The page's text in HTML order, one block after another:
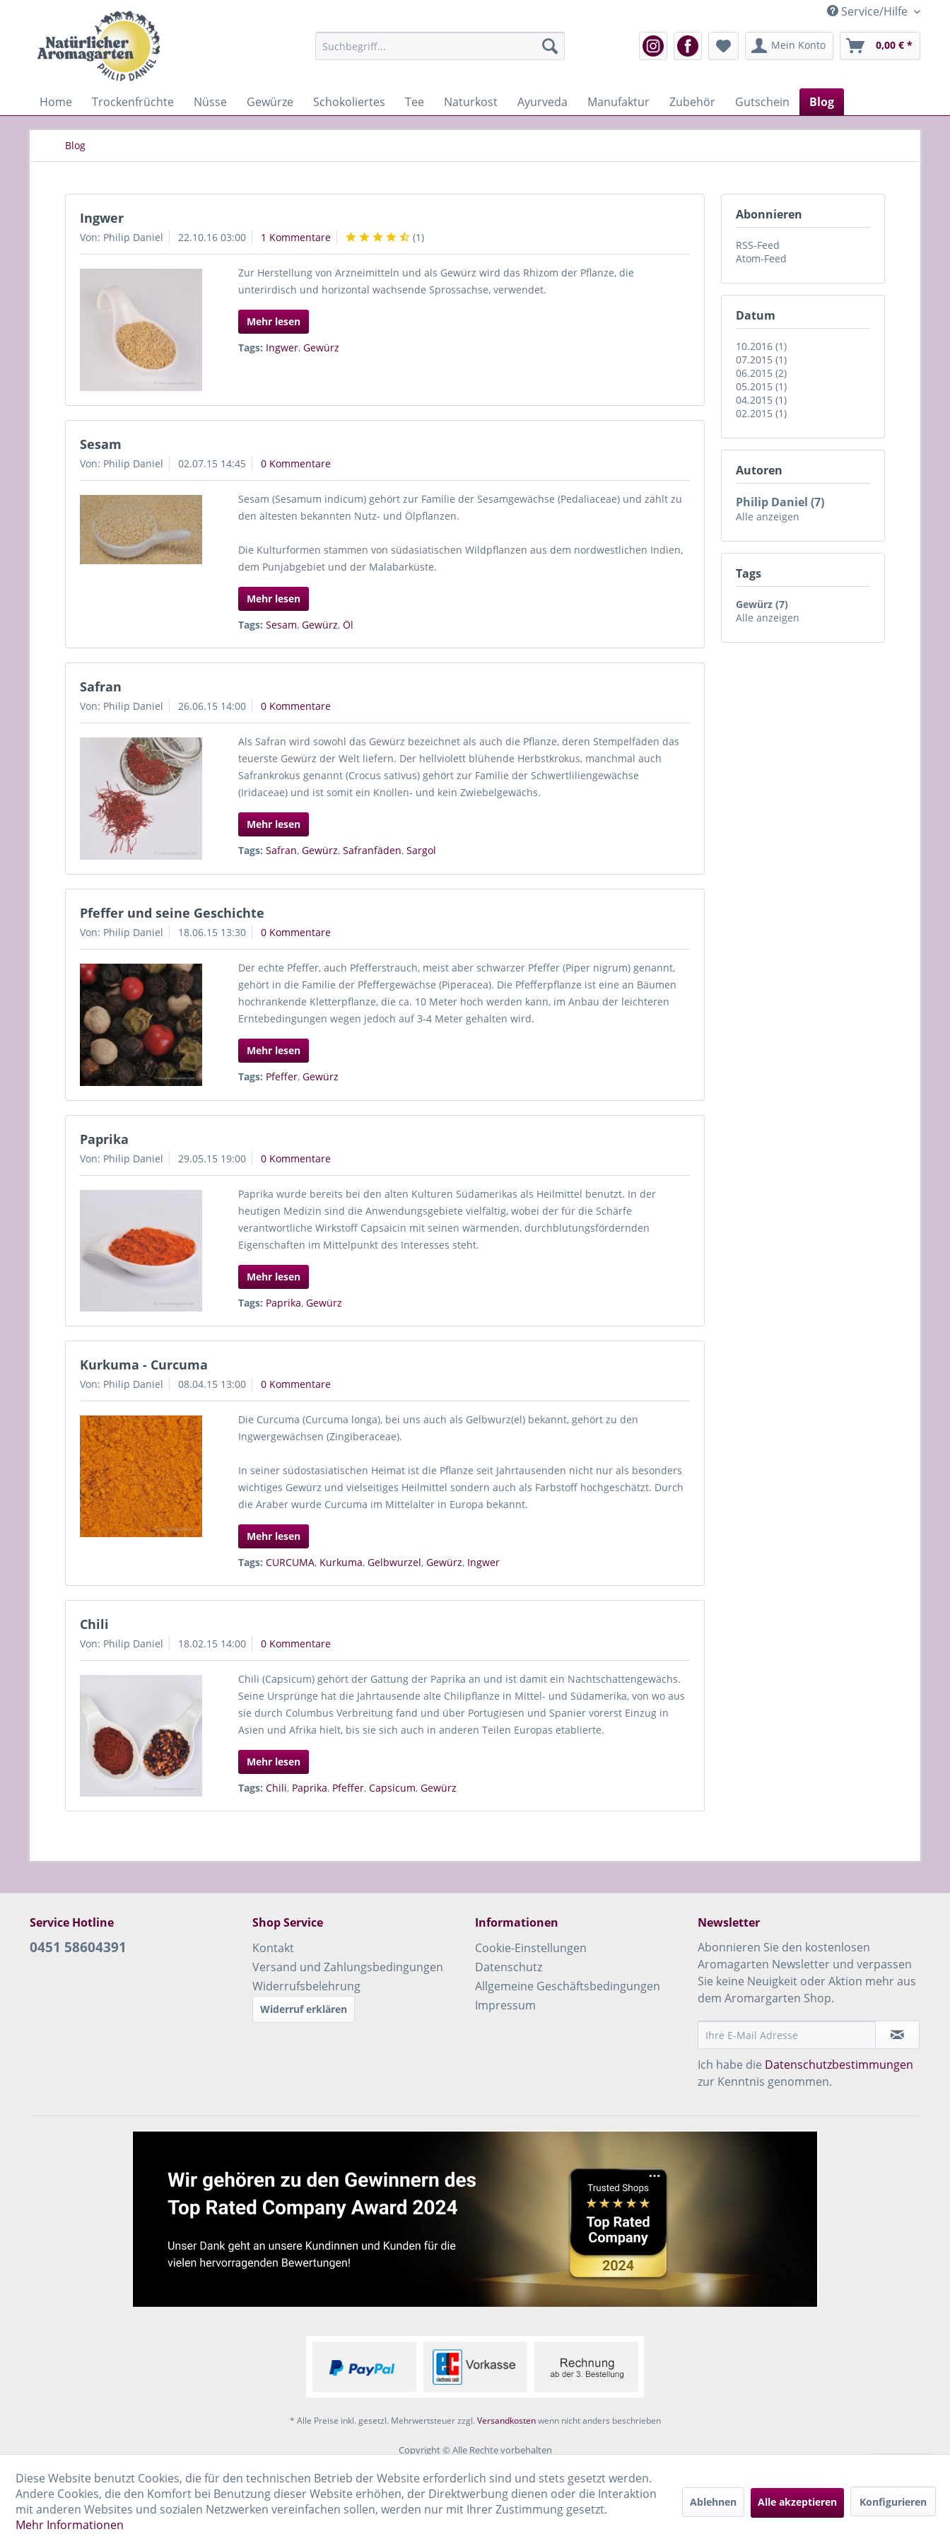
Service/Hilfe
Mein Konto 0,00 € *
Home Trockenfrüchte Nüsse Gewürze Schokoliertes Tee Naturkost Ayurveda Manufaktur Zubehör Gutschein Blog
Blog
Abonnieren
RSS-Feed
Atom-Feed
Datum
10.2016 (1)
07.2015 (1)
06.2015 (2)
05.2015 (1)
04.2015 (1)
02.2015 (1)
Autoren
Philip Daniel (7)
Alle anzeigen
Tags
Gewürz (7)
Alle anzeigen
Ingwer
Von: Philip Daniel 22.10.16 03:00 1 Kommentare (1)
Zur Herstellung von Arzneimitteln und als Gewürz wird das Rhizom der Pflanze, die
unterirdisch und horizontal wachsende Sprossachse, verwendet.
Mehr lesen
Tags: Ingwer,Gewürz
Sesam
Von: Philip Daniel 02.07.15 14:45 0 Kommentare
Sesam (Sesamum indicum) gehört zur Familie der Sesamgewächse (Pedaliaceae) und zählt zu
den ältesten bekannten Nutz- und Ölpflanzen.
Die Kulturformen stammen von südasiatischen Wildpflanzen aus dem nordwestlichen Indien,
dem Punjabgebiet und der Malabarküste.
Mehr lesen
Tags: Sesam,Gewürz,Öl
Safran
Von: Philip Daniel 26.06.15 14:00 0 Kommentare
Als Safran wird sowohl das Gewürz bezeichnet als auch die Pflanze, deren Stempelfäden das
teuerste Gewürz der Welt liefern. Der hellviolett blühende Herbstkrokus, manchmal auch
Safrankrokus genannt (Crocus sativus) gehört zur Familie der Schwertliliengewächse
(Iridaceae) und ist somit ein Knollen- und kein Zwiebelgewächs.
Mehr lesen
Tags: Safran,Gewürz,Safranfäden,Sargol
Pfeffer und seine Geschichte
Von: Philip Daniel 18.06.15 13:30 0 Kommentare
Der echte Pfeffer, auch Pfefferstrauch, meist aber schwarzer Pfeffer (Piper nigrum) genannt,
gehört in die Familie der Pfeffergewächse (Piperacea). Die Pfefferpflanze ist eine an Bäumen
hochrankende Kletterpflanze, die ca. 10 Meter hoch werden kann, im Anbau der leichteren
Erntebedingungen wegen jedoch auf 3-4 Meter gehalten wird.
Mehr lesen
Tags: Pfeffer,Gewürz
Paprika
Von: Philip Daniel 29.05.15 19:00 0 Kommentare
Paprika wurde bereits bei den alten Kulturen Südamerikas als Heilmittel benutzt. In der
heutigen Medizin sind die Anwendungsgebiete vielfältig, wobei der für die Schärfe
verantwortliche Wirkstoff Capsaicin mit seinen wärmenden, durchblutungsfördernden
Eigenschaften im Mittelpunkt des Interesses steht.
Mehr lesen
Tags: Paprika,Gewürz
Kurkuma - Curcuma
Von: Philip Daniel 08.04.15 13:00 0 Kommentare
Die Curcuma (Curcuma longa), bei uns auch als Gelbwurz(el) bekannt, gehört zu den
Ingwergewächsen (Zingiberaceae).
In seiner südostasiatischen Heimat ist die Pflanze seit Jahrtausenden nicht nur als besonders
wichtiges Gewürz und vielseitiges Heilmittel sondern auch als Farbstoff hochgeschätzt. Durch
die Araber wurde Curcuma im Mittelalter in Europa bekannt.
Mehr lesen
Tags: CURCUMA, Kurkuma,Gelbwurzel,Gewürz, Ingwer
Chili
Von: Philip Daniel 18.02.15 14:00 0 Kommentare
Chili (Capsicum) gehört der Gattung der Paprika an und ist damit ein Nachtschattengewächs.
Seine Ursprünge hat die Jahrtausende alte Chilipflanze in Mittel- und Südamerika, von wo aus
sie durch Columbus Verbreitung fand und über Portugiesen und Spanier vorerst Einzug in
Asien und Afrika hielt, bis sie sich auch in anderen Teilen Europas etablierte.
Mehr lesen
Tags: Chili, Paprika, Pfeffer,Capsicum,Gewürz
Service Hotline
0451 58604391
Shop Service
Kontakt
Versand und Zahlungsbedingungen
Widerrufsbelehrung
Widerruf erklären
Informationen
Cookie-Einstellungen
Datenschutz
Allgemeine Geschäftsbedingungen
Impressum
Newsletter
Abonnieren Sie den kostenlosen
Aromagarten Newsletter und verpassen
Sie keine Neuigkeit oder Aktion mehr aus
dem Aromargarten Shop.
Ich habe die Datenschutzbestimmungen
zur Kenntnis genommen.
* Alle Preise inkl. gesetzl. Mehrwertsteuer zzgl.Versandkostenwenn nicht anders beschrieben
Copyright © Alle Rechte vorbehalten
Diese Website benutzt Cookies, die für den technischen Betrieb der Website erforderlich sind und stets gesetzt werden.
Andere Cookies, die den Komfort bei Benutzung dieser Website erhöhen, der Direktwerbung dienen oder die Interaktion
mit anderen Websites und sozialen Netzwerken vereinfachen sollen, werden nur mit Ihrer Zustimmung gesetzt.
Mehr Informationen
Ablehnen Alle akzeptieren Konfigurieren